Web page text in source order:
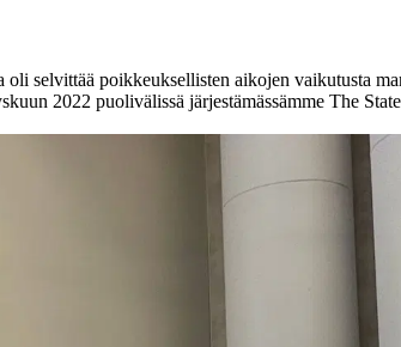
selvittää poikkeuksellisten aikojen vaikutusta
2022 puolivälissä järjestämässämme The